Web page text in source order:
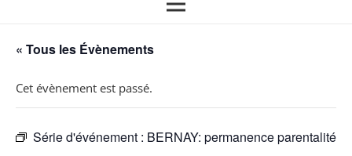
« Tous les Évènements
Cet évènement est passé.
Série d'événement : BERNAY: permanence parentalité